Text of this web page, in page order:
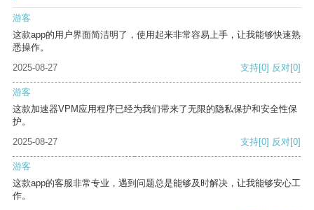
游客
这款app的用户界面简洁明了，使用起来非常容易上手，让我能够快速熟
悉操作。
2025-08-27
支持[0] 反对[0]
游客
这款加速器VPM应用程序已经为我们带来了无限的隐私保护和安全性保
护。
2025-08-27
支持[0] 反对[0]
游客
这款app的客服非常专业，遇到问题总是能够及时解决，让我能够安心工
作。